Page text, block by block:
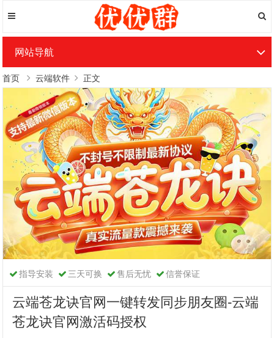
网站导航
首页 云端软件 正文
指导安装 三天可换 售后无忧 信誉保证
云端苍龙诀官网一键转发同步朋友圈-云端
苍龙诀官网激活码授权